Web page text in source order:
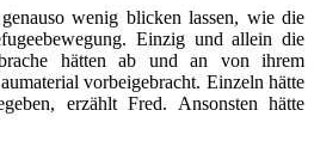
wenig blicken lassen, wie die
Einzig und allein die
hätten ab und an von ihrem
vorbeigebracht. Einzeln hätte
erzählt Fred. Ansonsten hätte